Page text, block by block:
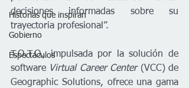
Historias que inspiran
Gobierno
Espectáculos
decisiones informadas sobre su
trayectoria profesional”.
T.O.T.O., impulsada por la solución de
software Virtual Career Center (VCC) de
Geographic Solutions, ofrece una gama